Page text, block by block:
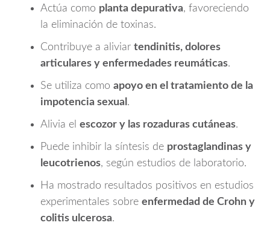
Actúa como planta depurativa, favoreciendo
la eliminación de toxinas.
Contribuye a aliviar tendinitis, dolores
articulares y enfermedades reumáticas.
Se utiliza como apoyo en el tratamiento de la
impotencia sexual .
Alivia el escozor y las rozaduras cutáneas.
Puede inhibir la síntesis de prostaglandinas y
leucotrienos, según estudios de laboratorio.
Ha mostrado resultados positivos en estudios
experimentales sobre enfermedad de Crohn y
colitis ulcerosa.